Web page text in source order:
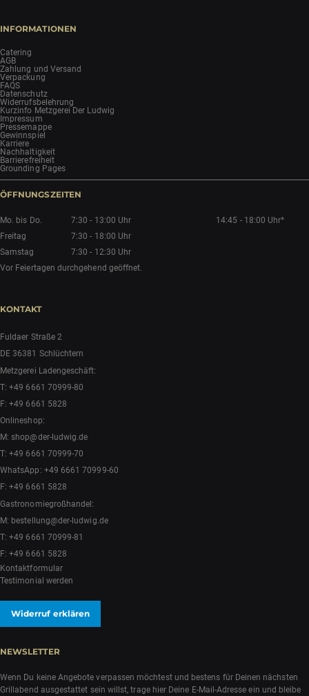
INFORMATIONEN
Catering
AGB
Zahlung und Versand
Verpackung
FAQS
Datenschutz
Widerrufsbelehrung
Kurzinfo Metzgerei Der Ludwig
Impressum
Pressemappe
Gewinnspiel
Karriere
Nachhaltigkeit
Barrierefreiheit
Grounding Pages
ÖFFNUNGSZEITEN
Mo. bis Do. 7:30 - 13:00 Uhr
14:45 - 18:00 Uhr*
Freitag
7:30 - 18:00 Uhr
Samstag
7:30 - 12:30 Uhr
Vor Feiertagen durchgehend geöffnet.
KONTAKT
Fuldaer Straße 2
DE 36381 Schlüchtern
Metzgerei Ladengeschäft:
T:+49 6661 70999-80
F: +49 6661 5828
Onlineshop:
M:shop@der-ludwig.de
T:+49 6661 70999-70
WhatsApp: +49 6661 70999-60
F: +49 6661 5828
Gastronomiegroßhandel:
M: bestellung@der-ludwig.de
T:+49 6661 70999-81
F: +49 6661 5828
Kontaktformular
Testimonial werden
Widerruf erklären
NEWSLETTER
Wenn Du keine Angebote verpassen möchtest und bestens für Deinen nächsten
Grillabend ausgestattet sein willst, trage hier Deine E-Mail-Adresse ein und bleibe